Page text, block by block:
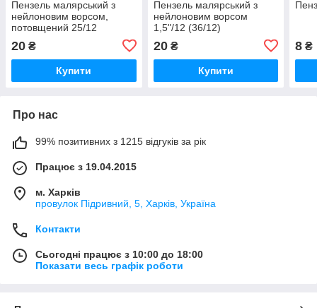
Пензель малярський з
нейлоновим ворсом,
потовщений 25/12
20 ₴
Купити
Пензель малярський з
нейлоновим ворсом
1,5"/12 (36/12)
20₴
Купити
8 ₴
Про нас
99% позитивних з 1215 відгуків за рік
Працює з 19.04.2015
м. Харків
провулок Підривний, 5, Харків, Україна
Контакти
Сьогодні працює з 10:00 до 18:00
Показати весь графік роботи